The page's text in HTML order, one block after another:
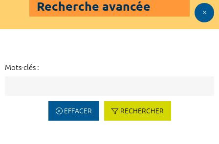
Recherche avancée
Mots-clés :
EFFACER RECHERCHER